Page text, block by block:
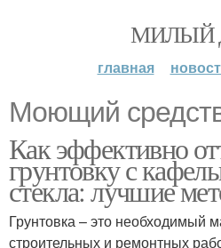
МИЛЫЙ
главная
Моющий
Как эффективно
грунтовку с
стекла: лучшие
Грунтовка – это необходимый
строительных и ремонтных